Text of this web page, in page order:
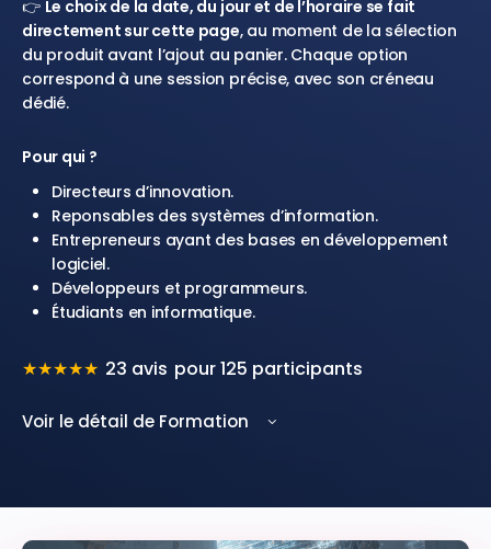
👉 Le choix de la date, du jour et de l’horaire se fait
directement sur cette page, au moment de la sélection
du produit avant l’ajout au panier. Chaque option
correspond à une session précise, avec son créneau
dédié.
Pour qui ?
Directeurs d’innovation.
Reponsables des systèmes d’information.
Entrepreneurs ayant des bases en développement
logiciel.
Développeurs et programmeurs.
Étudiants en informatique.
★★★★★ 23 avis pour 125 participants
Voir le détail de Formation